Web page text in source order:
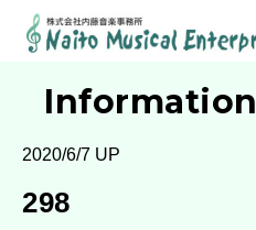
MUSICAL
ENTERPRISES
Information
2020/6/7 UP
298